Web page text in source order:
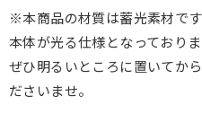
※本商品の材質は蓄光素材で
本体が光る仕様となっておりま
ぜひ明るいところに置いてか
ださいませ。